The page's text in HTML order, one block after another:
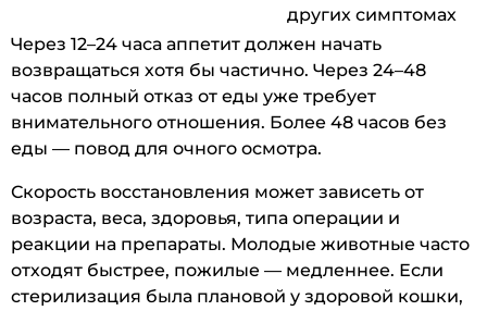
других симптомах
Через 12–24 часа аппетит должен начать
возвращаться хотя бы частично. Через 24–48
часов полный отказ от еды уже требует
внимательного отношения. Более 48 часов без
еды — повод для очного осмотра.
Скорость восстановления может зависеть от
возраста, веса, здоровья, типа операции и
реакции на препараты. Молодые животные часто
отходят быстрее, пожилые — медленнее. Если
стерилизация была плановой у здоровой кошки,